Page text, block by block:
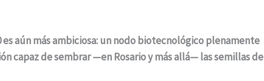
es aún más ambiciosa: un nodo biotecnológico plenamente
capaz de sembrar —en Rosario y más allá— las semillas de